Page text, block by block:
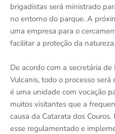
brigadistas será ministrado
no entorno do parque. A
uma empresa para o
facilitar a proteção da natureza.
De acordo com a secretária
Vulcanis, todo o processo será
é uma unidade com vocação
muitos visitantes que a
causa da Catarata dos
esse regulamentado e